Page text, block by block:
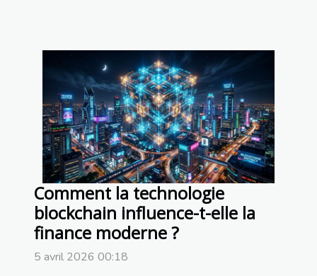
Comment la technologie
blockchain influence-t-elle la
finance moderne ?
5 avril 2026 00:18